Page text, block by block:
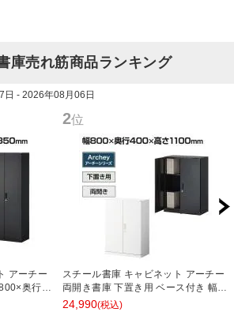
庫売れ筋商品ランキング
- 2026年08月06日
アーチー
奥行
2位
スチール書庫 キャビネット アーチー
両開き書庫 下置き用 ベース付き 幅
800×奥行400×高さ1100mm
24,990(税込)